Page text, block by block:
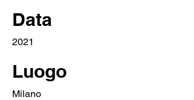
Data
2021
Luogo
Milano